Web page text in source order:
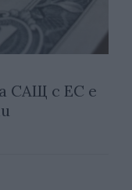
САЩ с ЕС е